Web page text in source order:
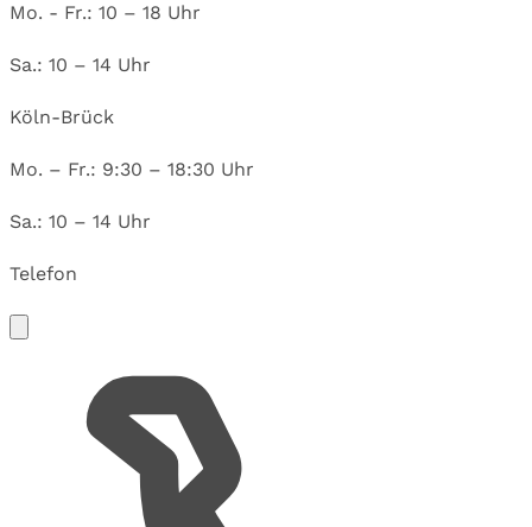
Mo. - Fr.: 10 – 18 Uhr
Sa.: 10 – 14 Uhr
Köln-Brück
Mo. – Fr.: 9:30 – 18:30 Uhr
Sa.: 10 – 14 Uhr
Telefon